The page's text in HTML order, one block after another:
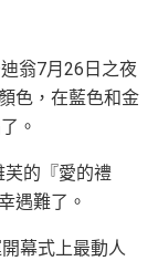
翁7月26日之夜
色，在藍色和金
。
芙的『愛的禮
遇難了。
幕式上最動人